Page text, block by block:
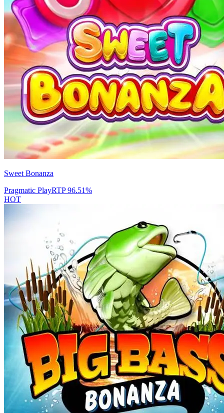
Sweet Bonanza
Pragmatic PlayRTP96.51%
HOT